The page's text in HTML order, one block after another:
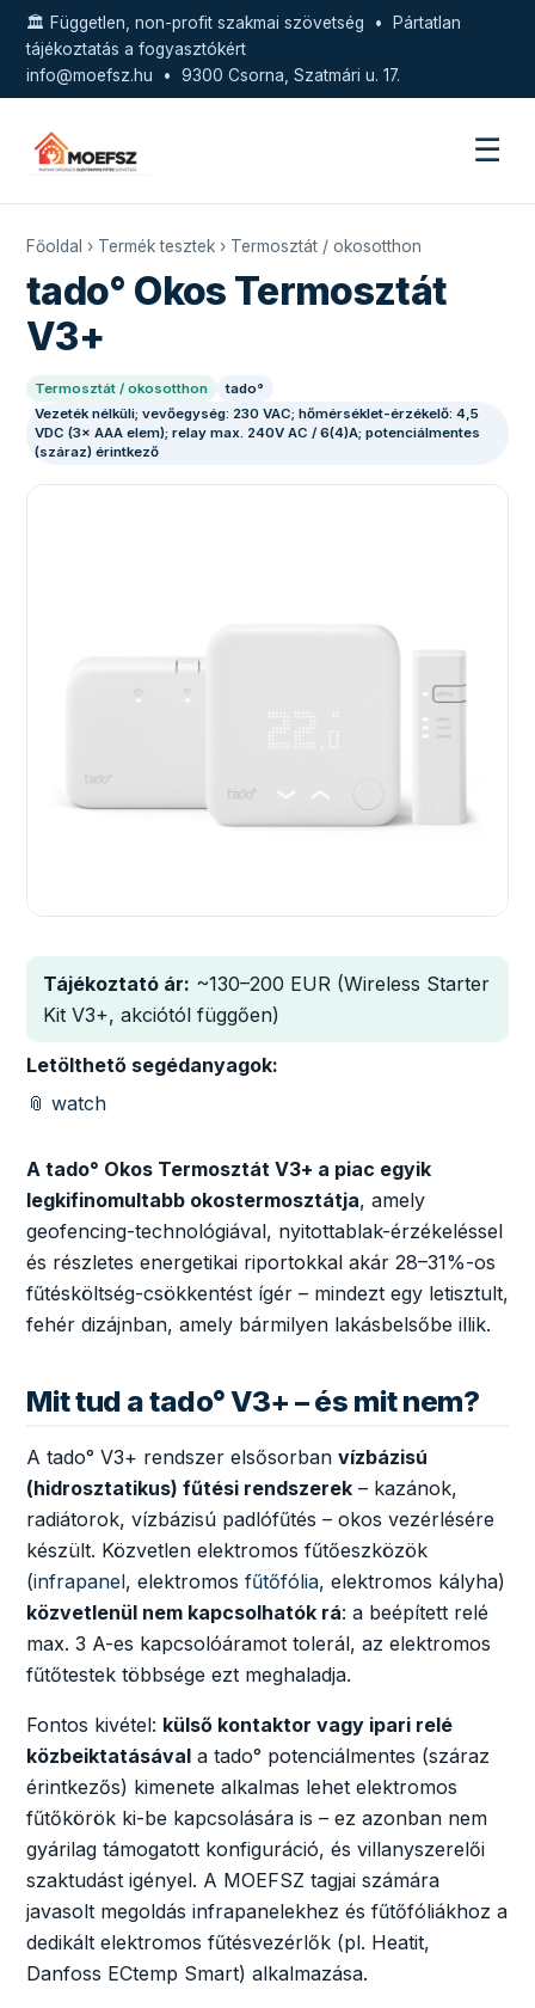
🏛️ Független, non-profit szakmai szövetség • Pártatlan
tájékoztatás a fogyasztókért
info@moefsz.hu • 9300 Csorna, Szatmári u. 17.
☰
Főoldal › Termék tesztek › Termosztát / okosotthon
tado° Okos Termosztát
V3+
Termosztát / okosotthon
tado°
Vezeték nélküli; vevőegység: 230 VAC; hőmérséklet-érzékelő: 4,5
VDC (3× AAA elem); relay max. 240V AC / 6(4)A; potenciálmentes
(száraz) érintkező
Tájékoztató ár: ~130–200 EUR (Wireless Starter
Kit V3+, akciótól függően)
Letölthető segédanyagok:
📎 watch
A tado° Okos Termosztát V3+ a piac egyik
legkifinomultabb okostermosztátja, amely
geofencing-technológiával, nyitottablak-érzékeléssel
és részletes energetikai riportokkal akár 28–31%-os
fűtésköltség-csökkentést ígér – mindezt egy letisztult,
fehér dizájnban, amely bármilyen lakásbelsőbe illik.
Mit tud a tado° V3+ – és mit nem?
A tado° V3+ rendszer elsősorban vízbázisú
(hidrosztatikus) fűtési rendszerek – kazánok,
radiátorok, vízbázisú padlófűtés – okos vezérlésére
készült. Közvetlen elektromos fűtőeszközök
(infrapanel, elektromos fűtőfólia, elektromos kályha)
közvetlenül nem kapcsolhatók rá: a beépített relé
max. 3 A-es kapcsolóáramot tolerál, az elektromos
fűtőtestek többsége ezt meghaladja.
Fontos kivétel: külső kontaktor vagy ipari relé
közbeiktatásával a tado° potenciálmentes (száraz
érintkezős) kimenete alkalmas lehet elektromos
fűtőkörök ki-be kapcsolására is – ez azonban nem
gyárilag támogatott konfiguráció, és villanyszerelői
szaktudást igényel. A MOEFSZ tagjai számára
javasolt megoldás infrapanelekhez és fűtőfóliákhoz a
dedikált elektromos fűtésvezérlők (pl. Heatit,
Danfoss ECtemp Smart) alkalmazása.